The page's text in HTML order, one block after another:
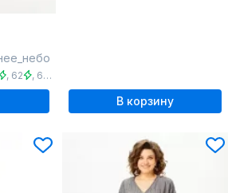
, 62 , 64
В корзину